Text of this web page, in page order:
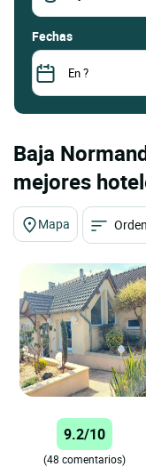
fechas
Baja
mejores
Mapa
9.2/10
(48 comentarios)